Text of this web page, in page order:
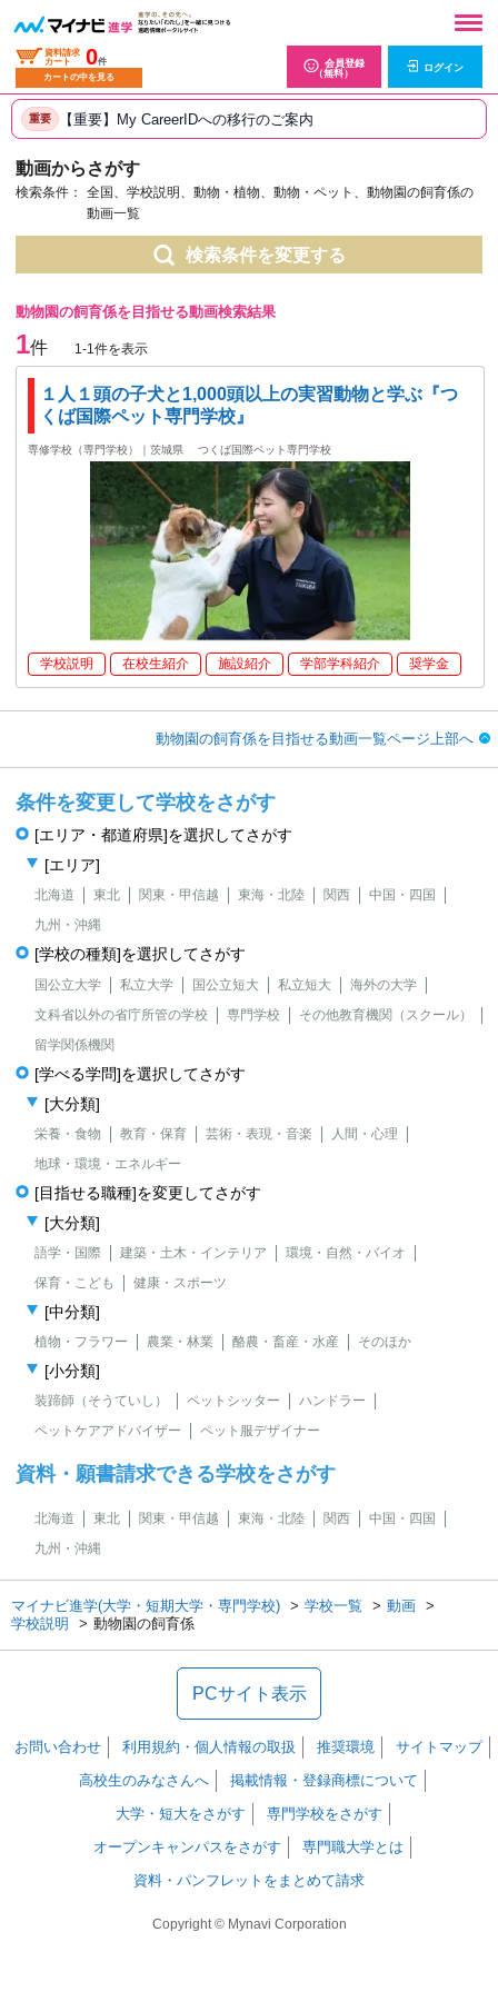
資料請求
カート
0件
カートの中を見る
会員登録
（無料）
ログイン
重要 【重要】My CareerIDへの移行のご案内
動画からさがす
検索条件：
全国、学校説明、動物・植物、動物・ペット、動物園の飼育係の
動画一覧
検索条件を変更する
動物園の飼育係を目指せる動画検索結果
1件 1-1件を表示
１人１頭の子犬と1,000頭以上の実習動物と学ぶ『つ
くば国際ペット専門学校』
専修学校（専門学校）｜茨城県 つくば国際ペット専門学校
学校説明 在校生紹介 施設紹介 学部学科紹介 奨学金
動物園の飼育係を目指せる動画一覧ページ上部へ
条件を変更して学校をさがす
[エリア・都道府県]を選択してさがす
[エリア]
北海道 東北 関東・甲信越 東海・北陸 関西
中国・四国
九州・沖縄
[学校の種類]を選択してさがす
国公立大学 私立大学 国公立短大 私立短大
海外の大学
文科省以外の省庁所管の学校
専門学校
その他教育機関（スクール）
留学関係機関
[学べる学問]を選択してさがす
[大分類]
栄養・食物 教育・保育 芸術・表現・音楽
人間・心理
地球・環境・エネルギー
[目指せる職種]を変更してさがす
[大分類]
語学・国際 建築・土木・インテリア
環境・自然・バイオ
保育・こども
健康・スポーツ
[中分類]
植物・フラワー 農業・林業 酪農・畜産・水産 そのほか
[小分類]
装蹄師（そうていし） ペットシッター
ハンドラー
ペットケアアドバイザー
ペット服デザイナー
資料・願書請求できる学校をさがす
北海道 東北 関東・甲信越 東海・北陸 関西
中国・四国
九州・沖縄
マイナビ進学(大学・短期大学・専門学校) 学校一覧
動画
学校説明
動物園の飼育係
PCサイト表示
お問い合わせ 利用規約・個人情報の取扱 推奨環境
サイトマップ
高校生のみなさんへ
掲載情報・登録商標について
大学・短大をさがす
専門学校をさがす
オープンキャンパスをさがす
専門職大学とは
資料・パンフレットをまとめて請求
Copyright © Mynavi Corporation